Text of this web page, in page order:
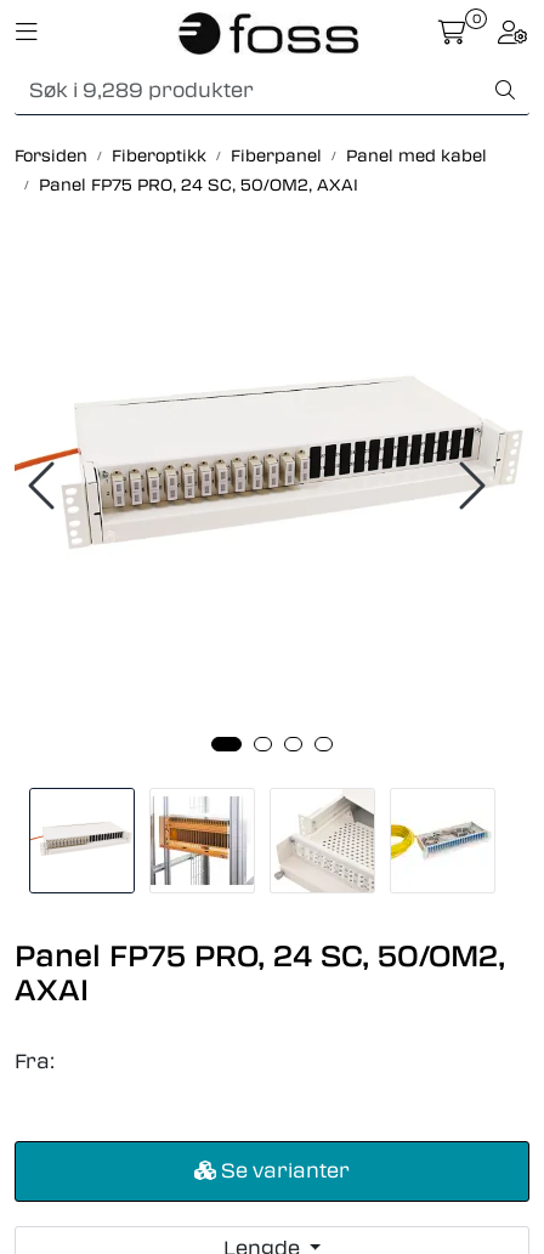
Skip to main content
Toggle navigation
0
Forsiden Fiberoptikk Fiberpanel
Panel med kabel
Panel FP75 PRO, 24 SC, 50/OM2, AXAI
Panel FP75 PRO, 24 SC, 50/OM2,
AXAI
Fra:
Se varianter
Lengde
Fiberoptikk
Strukturert kabling
Om oss